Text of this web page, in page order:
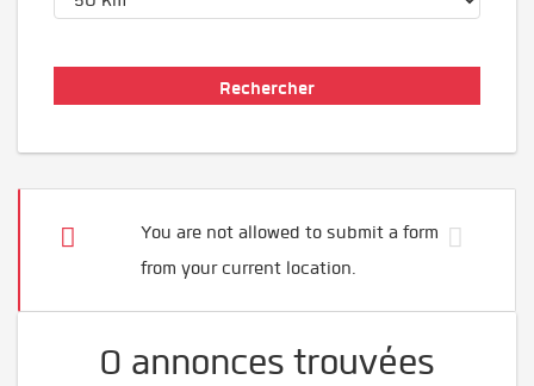
You are not allowed to submit a form
from your current location.
0 annonces trouvées